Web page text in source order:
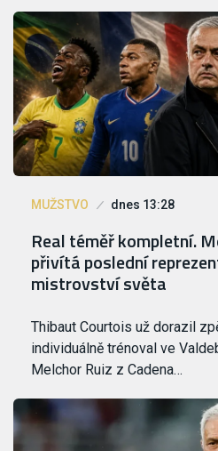
MUŽSTVO dnes 13:28
Real téměř kompletní.
přivítá poslední
mistrovství světa
Thibaut Courtois už dorazil
individuálně trénoval ve
Melchor Ruiz z Cadena…